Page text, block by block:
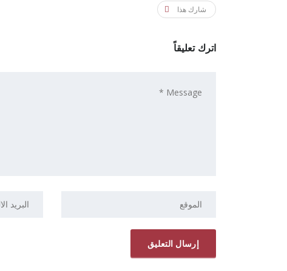
شارك هذا
اترك تعليقاً